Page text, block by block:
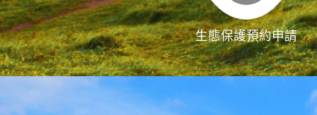
生態保護預約申請